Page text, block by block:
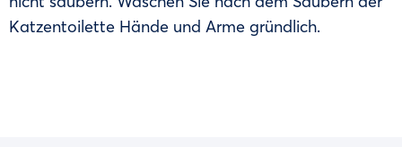
Katzentoilette Hände und Arme gründlich.